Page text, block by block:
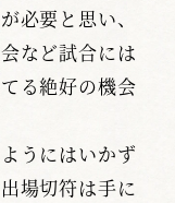
必要と思い、
など試合には
る絶好の機会
うにはいかず
場切符は手に